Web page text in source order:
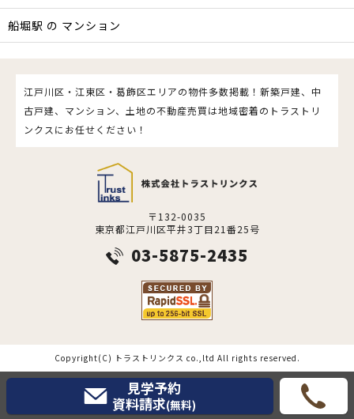
船堀駅 の マンション
江戸川区・江東区・葛飾区エリアの物件多数掲載！新築戸建、中
古戸建、マンション、土地の不動産売買は地域密着のトラストリ
ンクスにお任せください！
〒132-0035
東京都江戸川区平井3丁目21番25号
03-5875-2435
Copyright(C) トラストリンクス co.,ltd All rights reserved.
見学予約
資料請求(無料)